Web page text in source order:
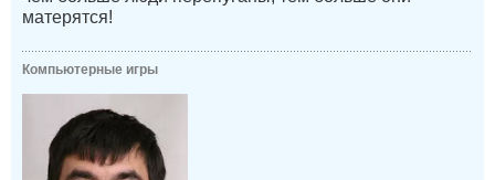
матерятся!
Компьютерные игры